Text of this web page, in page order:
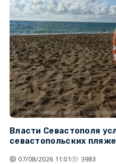
Власти Севастополя
севастопольских
07/08/2026 11:01 3983